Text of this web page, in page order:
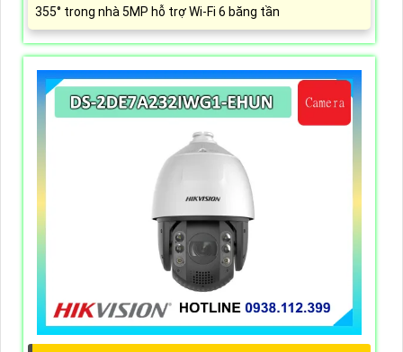
355° trong nhà 5MP hỗ trợ Wi-Fi 6 băng tần